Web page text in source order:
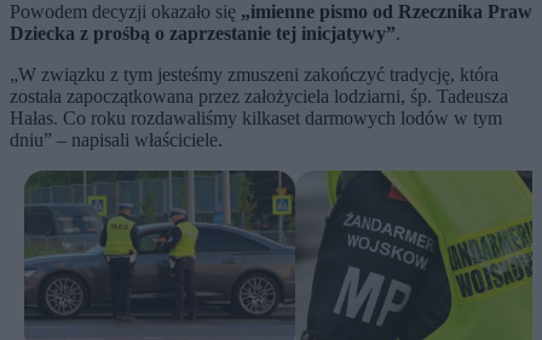
Powodem decyzji okazało się „imienne pismo od Rzecznika Praw
Dziecka z prośbą o zaprzestanie tej inicjatywy”.
„W związku z tym jesteśmy zmuszeni zakończyć tradycję, która
została zapoczątkowana przez założyciela lodziarni, śp. Tadeusza
Hałas. Co roku rozdawaliśmy kilkaset darmowych lodów w tym
dniu” – napisali właściciele.